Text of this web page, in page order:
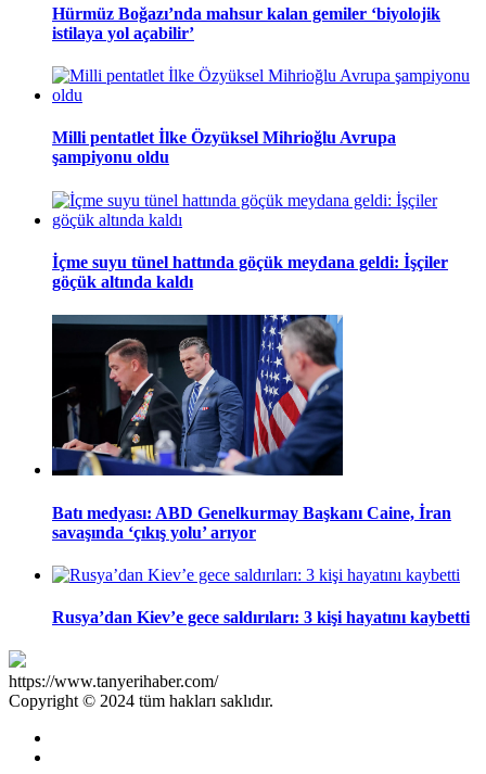
Hürmüz Boğazı’nda mahsur kalan gemiler ‘biyolojik
istilaya yol açabilir’
Milli pentatlet İlke Özyüksel Mihrioğlu Avrupa
şampiyonu oldu
İçme suyu tünel hattında göçük meydana geldi: İşçiler
göçük altında kaldı
Batı medyası: ABD Genelkurmay Başkanı Caine, İran
savaşında ‘çıkış yolu’ arıyor
Rusya’dan Kiev’e gece saldırıları: 3 kişi hayatını kaybetti
https://www.tanyerihaber.com/
Copyright © 2024 tüm hakları saklıdır.